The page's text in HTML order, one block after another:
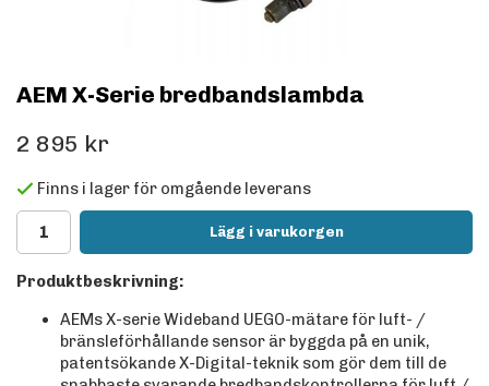
AEM X-Serie bredbandslambda
2 895 kr
Finns i lager för omgående leverans
Lägg i varukorgen
Produktbeskrivning:
AEMs X-serie Wideband UEGO-mätare för luft- /
bränsleförhållande sensor är byggda på en unik,
patentsökande X-Digital-teknik som gör dem till de